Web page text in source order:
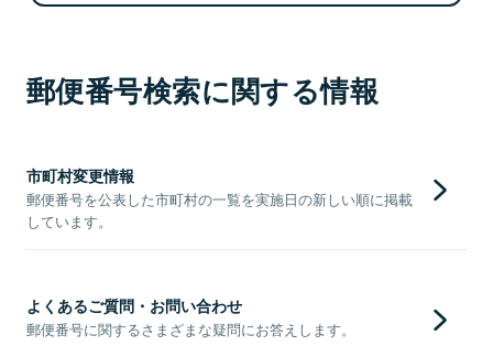
郵便番号検索に関する情報
市町村変更情報
郵便番号を公表した市町村の一覧を実施日の新しい順に掲載
しています。
よくあるご質問・お問い合わせ
郵便番号に関するさまざまな疑問にお答えします。